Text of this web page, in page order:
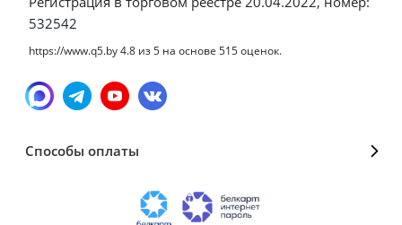
532542
https://www.q5.by4.8 из5 на основе 515оценок.
Способы оплаты